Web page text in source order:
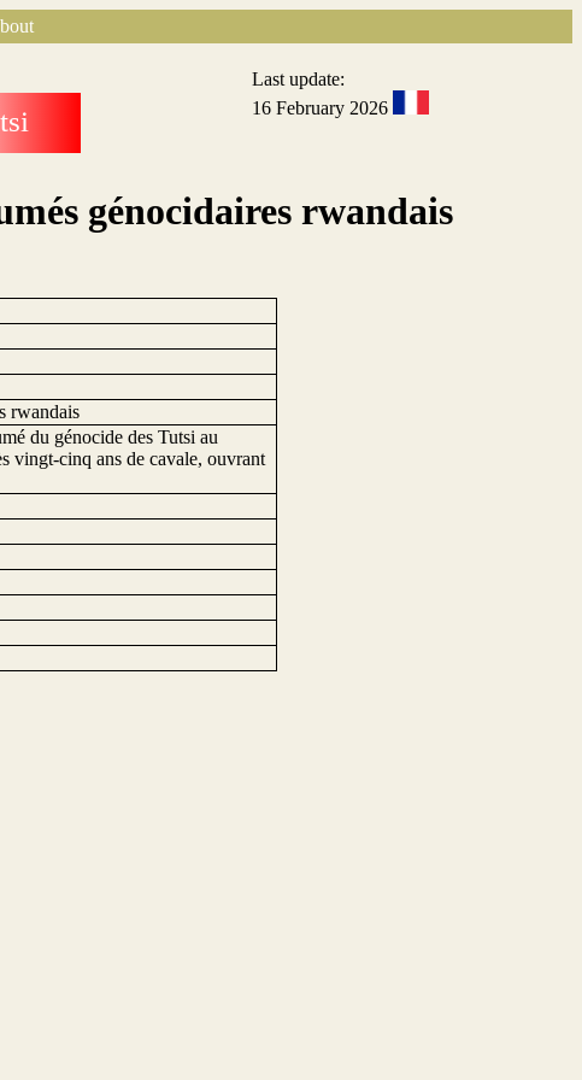
Last update:
16 February 2026
génocidaires rwandais
rwandais
du génocide des Tutsi au
vingt-cinq ans de cavale, ouvrant